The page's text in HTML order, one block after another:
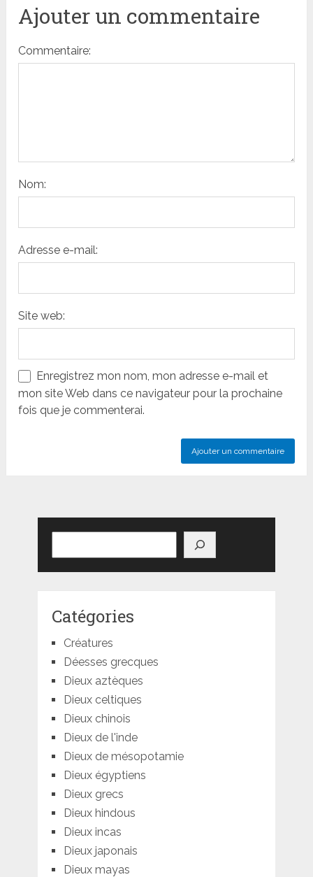
Ajouter un commentaire
Commentaire:
Nom:
Adresse e-mail:
Site web:
Enregistrez mon nom, mon adresse e-mail et
mon site Web dans ce navigateur pour la prochaine
fois que je commenterai.
Catégories
Créatures
Déesses grecques
Dieux aztèques
Dieux celtiques
Dieux chinois
Dieux de l'inde
Dieux de mésopotamie
Dieux égyptiens
Dieux grecs
Dieux hindous
Dieux incas
Dieux japonais
Dieux mayas